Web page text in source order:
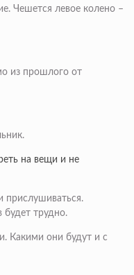
Чешется левое колено –
из прошлого от
на вещи и не
прислушиваться.
будет трудно.
Какими они будут и с